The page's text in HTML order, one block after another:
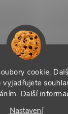
cookie.
Další
Nastavení
. Všechna práva
nastavení cookies